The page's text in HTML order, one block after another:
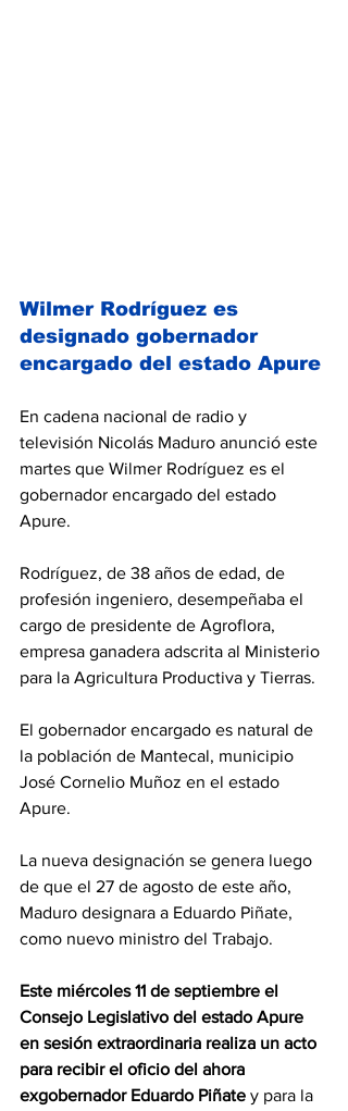
Wilmer Rodríguez es
designado gobernador
encargado del estado Apure
En cadena nacional de radio y
televisión Nicolás Maduro anunció este
martes que Wilmer Rodríguez es el
gobernador encargado del estado
Apure.
Rodríguez, de 38 años de edad, de
profesión ingeniero, desempeñaba el
cargo de presidente de Agroflora,
empresa ganadera adscrita al Ministerio
para la Agricultura Productiva y Tierras.
El gobernador encargado es natural de
la población de Mantecal, municipio
José Cornelio Muñoz en el estado
Apure.
La nueva designación se genera luego
de que el 27 de agosto de este año,
Maduro designara a Eduardo Piñate,
como nuevo ministro del Trabajo.
Este miércoles 11 de septiembre el
Consejo Legislativo del estado Apure
en sesión extraordinaria realiza un acto
para recibir el oficio del ahora
exgobernador Eduardo Piñate y para la